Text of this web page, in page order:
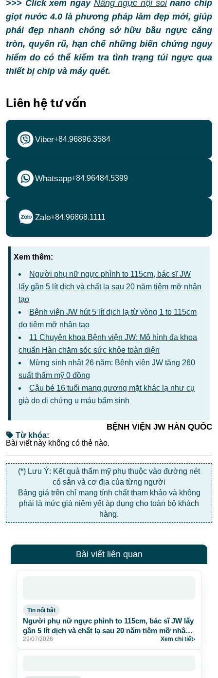
>>> Click xem ngay Nâng ngực nội soinano chip
giọt nước 4.0 là phương pháp làm đẹp mới, giúp
phái đẹp nhanh chóng sở hữu bầu ngực căng
tròn, quyến rũ, hạn chế những biến chứng nguy
hiểm do có thể kiểm tra tình trạng túi ngực qua
thiết bị chip và máy quét.
Liên hệ tư vấn
Viber+84.96896.3584
Whatsapp+84.96484.5399
Zalo+84.96868.1111
Xem thêm:
Người phụ nữ ngực phình to 115cm, bác sĩ JW
lấy gần 5 lít dịch và chất lạ sau 20 năm tiêm mỡ nhân
tạo
Bệnh viện JW hút 5 lít dịch lạ từ vòng 1 to 115cm
do tiêm mỡ nhân tạo
11 Chuyên khoa Bệnh viện JW: Mô hình đa khoa
chuẩn Hàn chăm sóc sức khỏe toàn diện
Mừng sinh nhật 26 năm: Bệnh viện JW tặng 260
suất thẩm mỹ 0 đồng
Cậu bé 16 tuổi mang gương mặt khác lạ như cụ
già do di chứng u máu bẩm sinh
BỆNH VIỆN JW HÀN QUỐC
Từ khóa:
Bài viết này không có thẻ nào.
(*) Lưu Ý: Kết quả thẩm mỹ phụ thuộc vào đường nét
có sẵn và cơ địa của từng người
Bảng giá trên chỉ mang tính chất tham khảo và không
phải là mức giá niêm yết áp dụng cho toàn bộ khách
hàng.
Bài viết liên quan
Tin nổi bật
Người phụ nữ ngực phình to 115cm, bác sĩ JW lấy
gần 5 lít dịch và chất lạ sau 20 năm tiêm mỡ nhân
tạo
29/07/2026 Xem chi tiết›